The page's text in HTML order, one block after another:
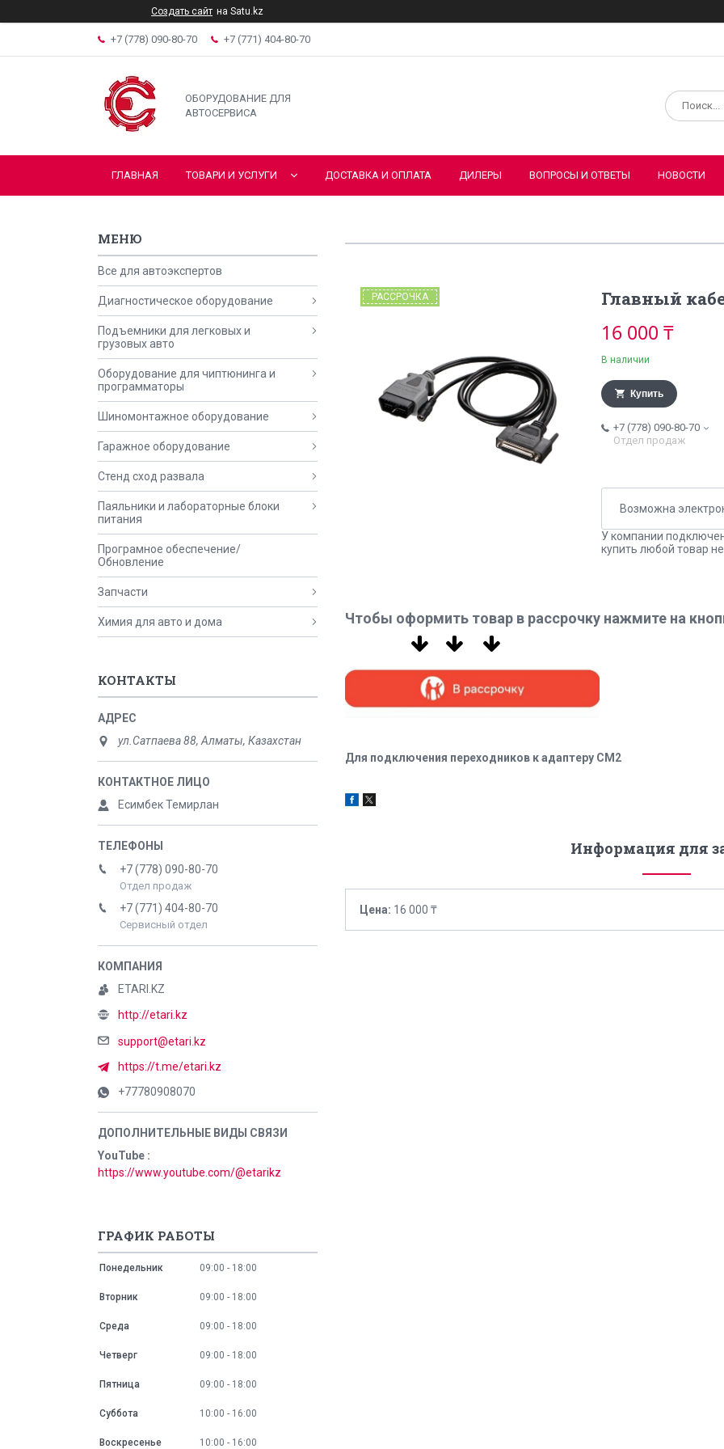
Создать сайт на Satu.kz
+7 (778) 090-80-70 +7 (771) 404-80-70
ОБОРУДОВАНИЕ ДЛЯ
АВТОСЕРВИСА
ГЛАВНАЯ ТОВАРИ И УСЛУГИ ДОСТАВКА И ОПЛАТА ДИЛЕРЫ ВОПРОСЫ И ОТВЕТЫ НОВОСТИ
РАССРОЧКА Главный
16 000 ₸
В наличии
Купить
+7 (778) 090-80-70
Отдел продаж
У компании
купить любой товар
Чтобы оформить товар в рассрочку нажмите на
Для подключения переходников к адаптеру СМ2
Информация для
Цена: 16 000 ₸
Все для автоэкспертов
Диагностическое оборудование
Подъемники для легковых и
грузовых авто
Оборудование для чиптюнинга и
программаторы
Шиномонтажное оборудование
Гаражное оборудование
Стенд сход развала
Паяльники и лабораторные блоки
питания
Програмное обеспечение/
Обновление
Запчасти
Химия для авто и дома
КОНТАКТЫ
ул.Сатпаева 88, Алматы, Казахстан
Есимбек Темирлан
+7 (778) 090-80-70
Отдел продаж
+7 (771) 404-80-70
Сервисный отдел
ETARI.KZ
http://etari.kz
support@etari.kz
https://t.me/etari.kz
+77780908070
YouTube
https://www.youtube.com/@etarikz
ГРАФИК РАБОТЫ
Понедельник 09:00 18:00
Вторник 09:00 18:00
Среда 09:00 18:00
Четверг 09:00 18:00
Пятница 09:00 18:00
Суббота 10:00 16:00
Воскресенье 10:00 16:00